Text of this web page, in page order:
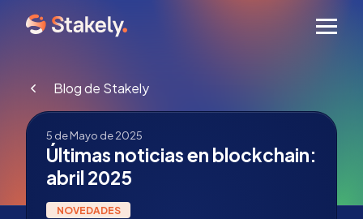
Blog de Stakely
5 de Mayo de 2025
Últimas noticias en blockchain:
abril 2025
NOVEDADES